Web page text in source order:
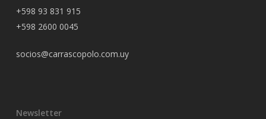
+598 93 831 915
+598 2600 0045
socios@carrascopolo.com.uy
Newsletter